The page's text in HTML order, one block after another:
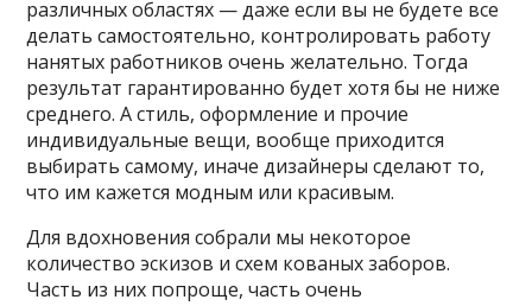
различных областях — даже если вы не будете все
делать самостоятельно, контролировать работу
нанятых работников очень желательно. Тогда
результат гарантированно будет хотя бы не ниже
среднего. А стиль, оформление и прочие
индивидуальные вещи, вообще приходится
выбирать самому, иначе дизайнеры сделают то,
что им кажется модным или красивым.
Для вдохновения собрали мы некоторое
количество эскизов и схем кованых заборов.
Часть из них попроще, часть очень